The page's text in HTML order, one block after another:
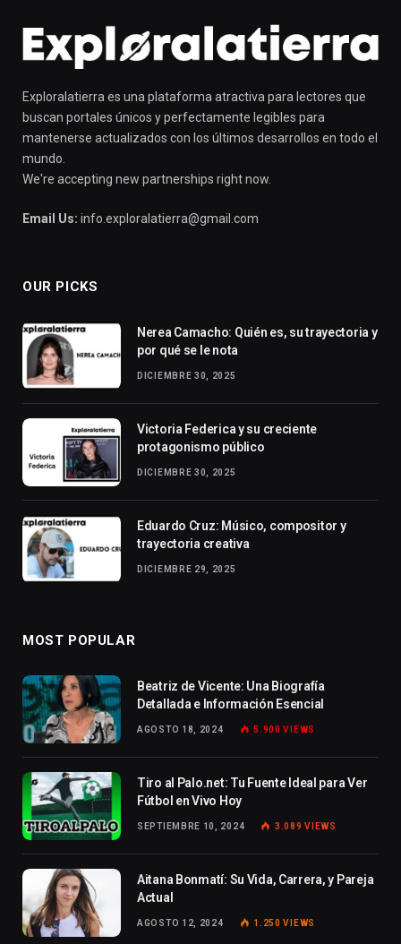
Exploralatierra es una plataforma atractiva para lectores que
buscan portales únicos y perfectamente legibles para
mantenerse actualizados con los últimos desarrollos en todo el
mundo.
We're accepting new partnerships right now.
Email Us: info.exploralatierra@gmail.com
OUR PICKS
Nerea Camacho: Quién es, su trayectoria y
por qué se le nota
DICIEMBRE 30, 2025
Victoria Federica y su creciente
protagonismo público
DICIEMBRE 30, 2025
Eduardo Cruz: Músico, compositor y
trayectoria creativa
DICIEMBRE 29, 2025
MOST POPULAR
Beatriz de Vicente: Una Biografía
Detallada e Información Esencial
AGOSTO 18, 2024 5.900VIEWS
Tiro al Palo.net: Tu Fuente Ideal para Ver
Fútbol en Vivo Hoy
SEPTIEMBRE 10, 2024 3.089VIEWS
Aitana Bonmatí: Su Vida, Carrera, y Pareja
Actual
AGOSTO 12, 2024 1.250VIEWS